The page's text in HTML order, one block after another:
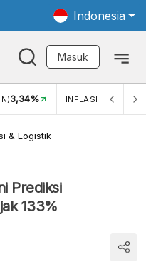
Indonesia
Masuk
3,34% INFLASI MOM
& Logistik
Prediksi
133%